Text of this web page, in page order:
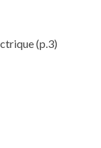
(p.3)